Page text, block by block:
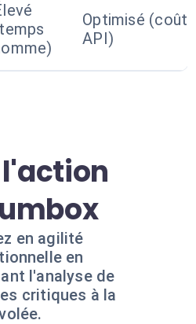
Optimisé (coût
API)
l'action
en agilité
en
l'analyse de
critiques à la